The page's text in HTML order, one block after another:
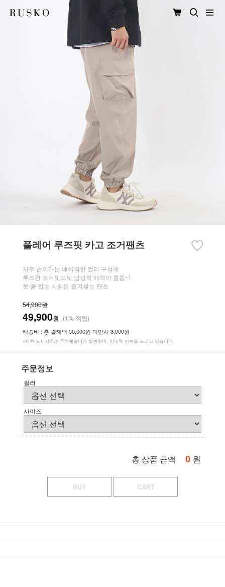
플레어 루즈핏 카고 조거팬츠
자주 손이가는 베이직한 컬러 구성에
루즈한 조거핏으로 남성적 매력이 뿜뿜~!
옷 좀 입는 사람은 즐겨찾는 팬츠
54,900원
49,900원 (1% 적립)
배송비 : 총 결제액 50,000원 미만시 3,000원
※제주/도서지역은 추가배송비가 발생하며, 안내차 연락을 드리고 있습니다.
주문정보
컬러
사이즈
총 상품 금액 0 원
BUY CART